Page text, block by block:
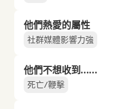
他們熱愛的屬性
社群媒體影響力強
他們不想收到……
死亡/鞭擊